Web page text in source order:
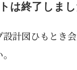
は終了しまし
計図ひもとき